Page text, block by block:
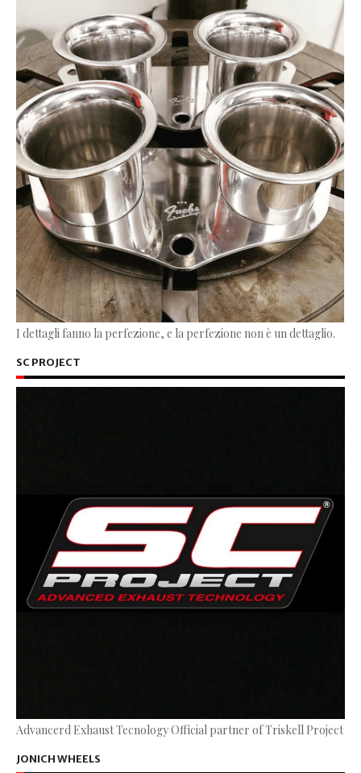
I dettagli fanno la perfezione, e la perfezione non è un dettaglio.
SC PROJECT
Advancerd Exhaust Tecnology Official partner of Triskell Project
JONICH WHEELS